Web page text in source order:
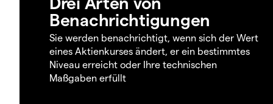
Benachrichtigungen
Sie werden benachrichtigt, wenn sich der Wert
eines Aktienkurses ändert, er ein bestimmtes
Niveau erreicht oder Ihre technischen
Maßgaben erfüllt